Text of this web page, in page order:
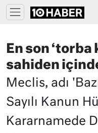
En son
sahiden
Meclis, adı
Sayılı Kanun
Kararnamede